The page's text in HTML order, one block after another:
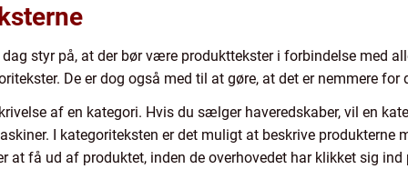
styr på, at der bør være produkttekster i forbindelse med
De er dog også med til at gøre, at det er nemmere
af en kategori. Hvis du sælger haveredskaber, vil en
I kategoriteksten er det muligt at beskrive produkterne
at få ud af produktet, inden de overhovedet har klikket sig ind